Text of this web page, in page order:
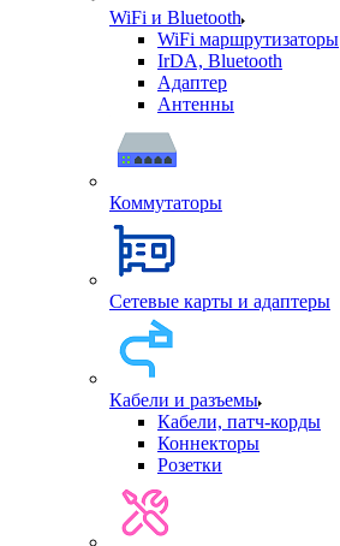
WiFi и Bluetooth
WiFi маршрутизаторы
IrDA, Bluetooth
Адаптер
Антенны
Коммутаторы
Сетевые карты и адаптеры
Кабели и разъемы
Кабели, патч-корды
Коннекторы
Розетки